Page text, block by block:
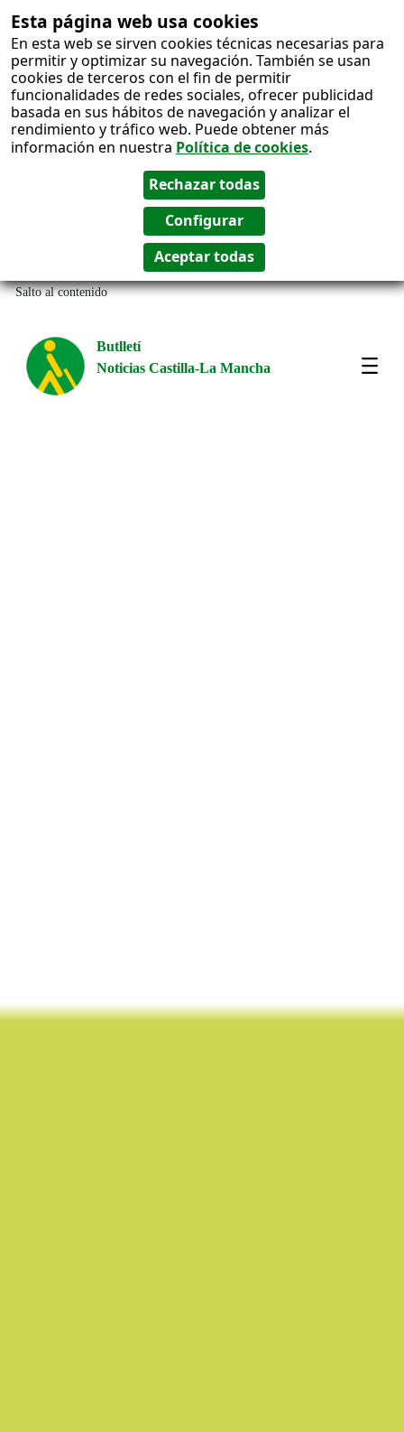
Esta página web usa cookies
En esta web se sirven cookies técnicas necesarias para
permitir y optimizar su navegación. También se usan
cookies de terceros con el fin de permitir
funcionalidades de redes sociales, ofrecer publicidad
basada en sus hábitos de navegación y analizar el
rendimiento y tráfico web. Puede obtener más
información en nuestra Política de cookies.
Salto al contenido
Butlletí
Noticias Castilla-La Mancha